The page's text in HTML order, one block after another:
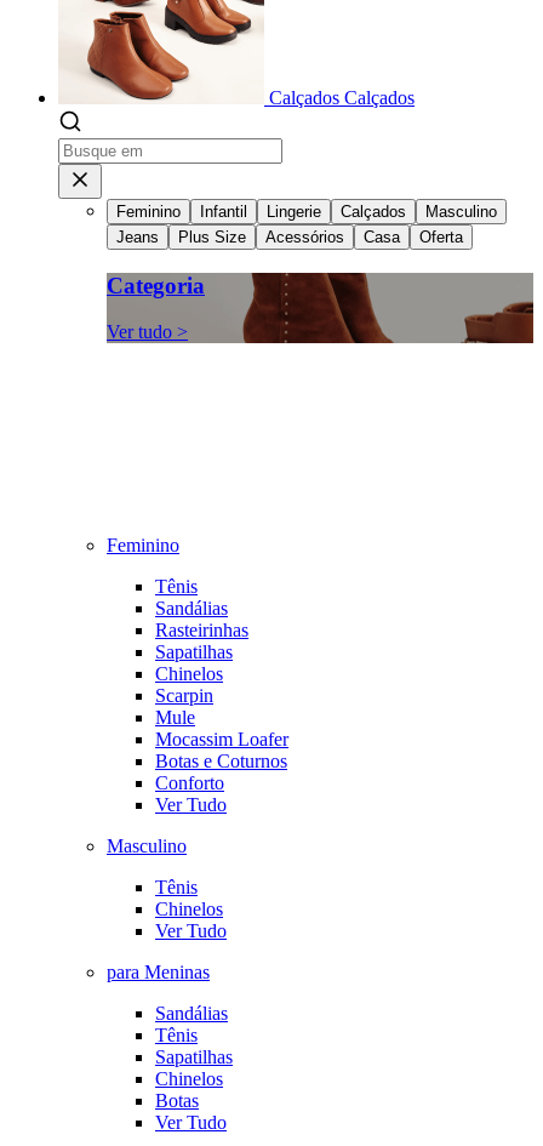
Calçados Calçados
Feminino Infantil Lingerie Calçados
Masculino
Jeans
Plus Size Acessórios Casa Oferta
Categoria
Ver tudo >
Feminino
Tênis
Sandálias
Rasteirinhas
Sapatilhas
Chinelos
Scarpin
Mule
Mocassim Loafer
Botas e Coturnos
Conforto
Ver Tudo
Masculino
Tênis
Chinelos
Ver Tudo
para Meninas
Sandálias
Tênis
Sapatilhas
Chinelos
Botas
Ver Tudo